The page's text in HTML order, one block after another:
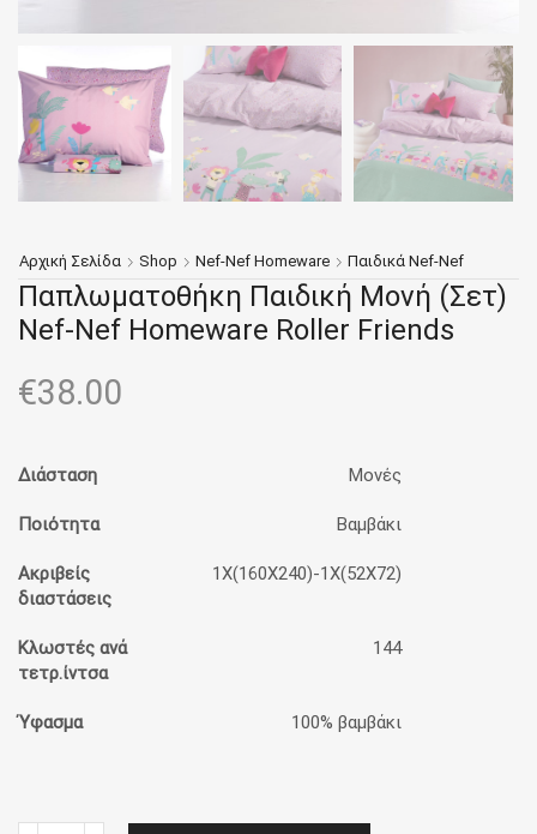
Αρχική Σελίδα Shop Nef-Nef Homeware Παιδικά Nef-Nef
Παπλωματοθήκη Παιδική Μονή (Σετ)
Nef-Nef Homeware Roller Friends
€38.00
Διάσταση Μονές
Ποιότητα Βαμβάκι
Ακριβείς
διαστάσεις
1Χ(160Χ240)-1Χ(52Χ72)
Κλωστές ανά
τετρ.ίντσα
144
Ύφασμα 100% βαμβάκι